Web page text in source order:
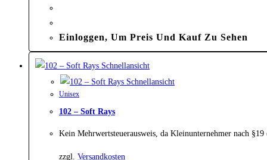
Einloggen, Um Preis Und Kauf Zu Sehen
Schnellansicht
Schnellansicht
Unisex
102 – Soft Rays
Kein Mehrwertsteuerausweis, da Kleinunternehmer nach
zzgl. Versandkosten